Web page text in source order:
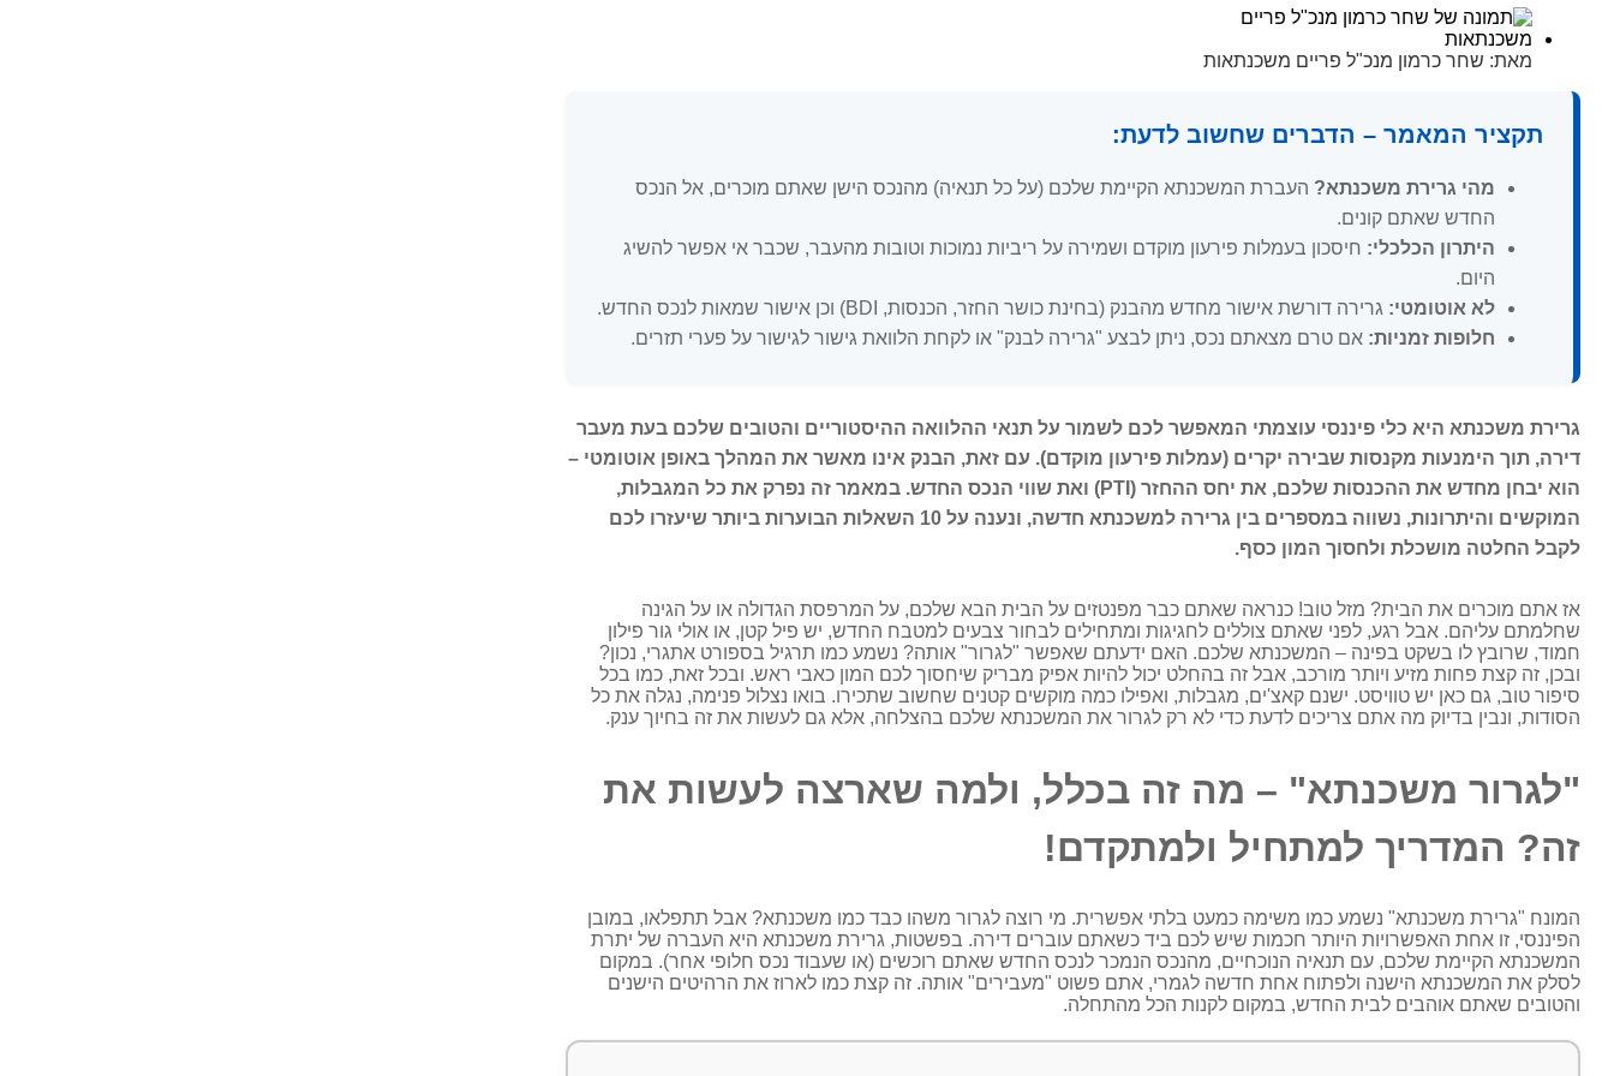
מאת: שחר כרמון מנכ"ל פריים משכנתאות
תקציר המאמר – הדברים שחשוב לדעת:
מהי גרירת משכנתא? העברת המשכנתא הקיימת שלכם (על כל תנאיה) מהנכס הישן שאתם מוכרים, אל הנכס
החדש שאתם קונים.
היתרון הכלכלי: חיסכון בעמלות פירעון מוקדם ושמירה על ריביות נמוכות וטובות מהעבר, שכבר אי אפשר להשיג
היום.
לא אוטומטי: גרירה דורשת אישור מחדש מהבנק (בחינת כושר החזר, הכנסות, BDI) וכן אישור שמאות לנכס החדש.
חלופות זמניות: אם טרם מצאתם נכס, ניתן לבצע "גרירה לבנק" או לקחת הלוואת גישור לגישור על פערי תזרים.
גרירת משכנתא היא כלי פיננסי עוצמתי המאפשר לכם לשמור על תנאי ההלוואה ההיסטוריים והטובים שלכם בעת מעבר
דירה, תוך הימנעות מקנסות שבירה יקרים (עמלות פירעון מוקדם). עם זאת, הבנק אינו מאשר את המהלך באופן אוטומטי –
הוא יבחן מחדש את ההכנסות שלכם, את יחס ההחזר (PTI) ואת שווי הנכס החדש. במאמר זה נפרק את כל המגבלות,
המוקשים והיתרונות, נשווה במספרים בין גרירה למשכנתא חדשה, ונענה על 10 השאלות הבוערות ביותר שיעזרו לכם
לקבל החלטה מושכלת ולחסוך המון כסף.
אז אתם מוכרים את הבית? מזל טוב! כנראה שאתם כבר מפנטזים על הבית הבא שלכם, על המרפסת הגדולה או על הגינה
שחלמתם עליהם. אבל רגע, לפני שאתם צוללים לחגיגות ומתחילים לבחור צבעים למטבח החדש, יש פיל קטן, או אולי גור פילון
חמוד, שרובץ לו בשקט בפינה – המשכנתא שלכם. האם ידעתם שאפשר "לגרור" אותה? נשמע כמו תרגיל בספורט אתגרי, נכון?
ובכן, זה קצת פחות מזיע ויותר מורכב, אבל זה בהחלט יכול להיות אפיק מבריק שיחסוך לכם המון כאבי ראש. ובכל זאת, כמו בכל
סיפור טוב, גם כאן יש טוויסט. ישנם קאצ'ים, מגבלות, ואפילו כמה מוקשים קטנים שחשוב שתכירו. בואו נצלול פנימה, נגלה את כל
הסודות, ונבין בדיוק מה אתם צריכים לדעת כדי לא רק לגרור את המשכנתא שלכם בהצלחה, אלא גם לעשות את זה בחיוך ענק.
"לגרור משכנתא" – מה זה בכלל, ולמה שארצה לעשות את
זה? המדריך למתחיל ולמתקדם!
המונח "גרירת משכנתא" נשמע כמו משימה כמעט בלתי אפשרית. מי רוצה לגרור משהו כבד כמו משכנתא? אבל תתפלאו, במובן
הפיננסי, זו אחת האפשרויות היותר חכמות שיש לכם ביד כשאתם עוברים דירה. בפשטות, גרירת משכנתא היא העברה של יתרת
המשכנתא הקיימת שלכם, עם תנאיה הנוכחיים, מהנכס הנמכר לנכס החדש שאתם רוכשים (או שעבוד נכס חלופי אחר). במקום
לסלק את המשכנתא הישנה ולפתוח אחת חדשה לגמרי, אתם פשוט "מעבירים" אותה. זה קצת כמו לארוז את הרהיטים הישנים
והטובים שאתם אוהבים לבית החדש, במקום לקנות הכל מהתחלה.